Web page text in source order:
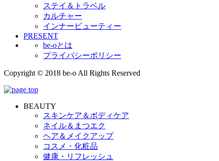
ステイ＆トラベル
カルチャー
インナービューティー
PRESENT
be-oとは
プライバシーポリシー
Copyright © 2018 be-o All Rights Reserved
BEAUTY
スキンケア＆ボディケア
ネイル＆まつエク
ヘア＆メイクアップ
コスメ・化粧品
健康・リフレッシュ